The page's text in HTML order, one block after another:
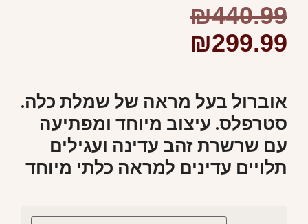
₪440.99
₪299.99
אוברול בעל מראה של שמלת כלה.
סטרפלס. עיצוב מיוחד ומפתיעה
עם שרשרת זהב עדינה ועגילים
תלויים עדינים למראה כלתי מיוחד